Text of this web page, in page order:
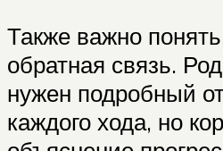
Также важно
обратная связь.
нужен подробный
каждого хода, но